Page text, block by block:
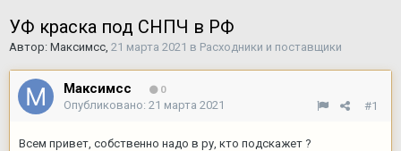
УФ краска под СНПЧ в РФ
Автор: Максимсс, 21 марта 2021 в Расходники и поставщики
Максимсс 0
#1
Опубликовано: 21 марта 2021
Всем привет, собственно надо в ру, кто подскажет ?